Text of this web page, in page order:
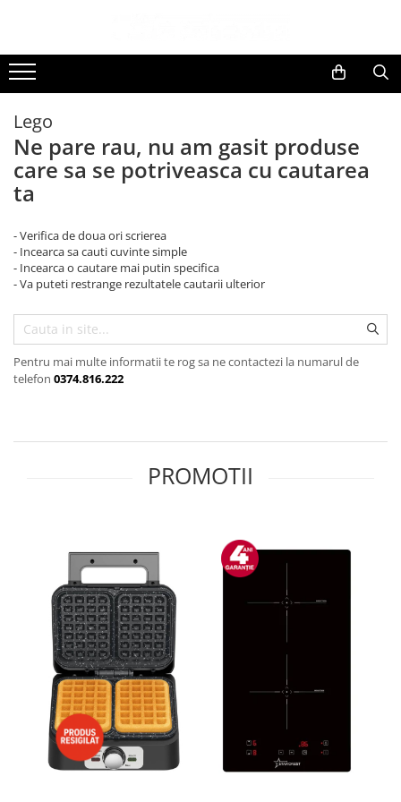
Toate Produsele
Black Friday
Electrocasnice Mari
Accesorii
Aparate frigorifice
Accesorii frigorifice
Combine frigorifice
Congelatoare
Congelatoare verticale
Frigidere
Frigidere cu doua usi
Frigidere cu o usa
Lazi frigorifice
Cuptoare
Incorporabile
Cuptoare cu microunde
Cuptoare cu microunde
Detergenti lichid
Dulapuri Frigorifice
Hote de bucatarie
Hote traditionale
Lego
Ne pare rau, nu am gasit produse
care sa se potriveasca cu cautarea
ta
- Verifica de doua ori scrierea
- Incearca sa cauti cuvinte simple
- Incearca o cautare mai putin specifica
- Va puteti restrange rezultatele cautarii ulterior
Pentru mai multe informatii te rog sa ne contactezi la numarul de
telefon 0374.816.222
PROMOTII